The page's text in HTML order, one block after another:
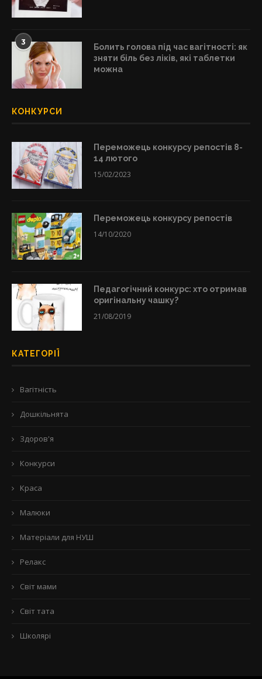
3
Болить голова під час вагітності: як
зняти біль без ліків, які таблетки
можна
КОНКУРСИ
Переможець конкурсу репостів 8-
14 лютого
15/02/2023
Переможець конкурсу репостів
14/10/2020
Педагогічний конкурс: хто отримав
оригінальну чашку?
21/08/2019
КАТЕГОРІЇ
Вагітність
Дошкільнята
Здоров'я
Конкурси
Краса
Малюки
Матеріали для НУШ
Релакс
Світ мами
Світ тата
Школярі